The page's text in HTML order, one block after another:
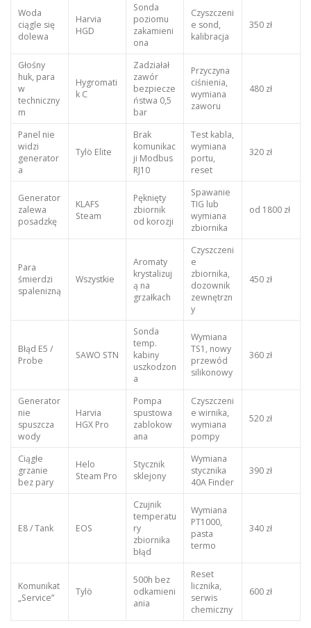
Woda
ciągle się
dolewa
Harvia
HGD
Sonda
poziomu
zakamieni
ona
Czyszczeni
e sond,
kalibracja
350 zł
Głośny
huk, para
w
techniczny
m
Hygromati
k C
Zadziałał
zawór
bezpiecze
ństwa 0,5
bar
Przyczyna
ciśnienia,
wymiana
zaworu
480 zł
Panel nie
widzi
generator
a
Tylö Elite
Brak
komunikac
ji Modbus
RJ10
Test kabla,
wymiana
portu,
reset
320 zł
Generator
zalewa
posadzkę
KLAFS
Steam
Pęknięty
zbiornik
od korozji
Spawanie
TIG lub
wymiana
zbiornika
od 1800 zł
Para
śmierdzi
spalenizną
Wszystkie
Aromaty
krystalizuj
ą na
grzałkach
Czyszczeni
e
zbiornika,
dozownik
zewnętrzn
y
450 zł
Błąd E5 /
Probe
SAWO STN
Sonda
temp.
kabiny
uszkodzon
a
Wymiana
TS1, nowy
przewód
silikonowy
360 zł
Generator
nie
spuszcza
wody
Harvia
HGX Pro
Pompa
spustowa
zablokow
ana
Czyszczeni
e wirnika,
wymiana
pompy
520 zł
Ciągłe
grzanie
bez pary
Helo
Steam Pro
Stycznik
sklejony
Wymiana
stycznika
40A Finder
390 zł
E8 / Tank EOS
Czujnik
temperatu
ry
zbiornika
błąd
Wymiana
PT1000,
pasta
termo
340 zł
Komunikat
„Service”
Tylö
500h bez
odkamieni
ania
Reset
licznika,
serwis
chemiczny
600 zł